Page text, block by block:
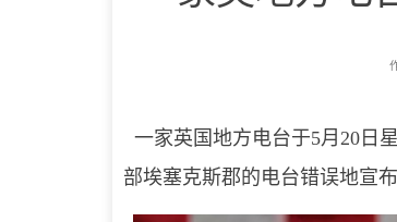
一家英国地方电台于5月20日
部埃塞克斯郡的电台错误地宣